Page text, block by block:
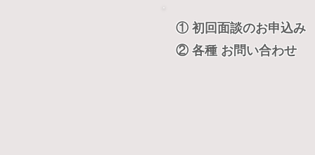
① 初回面談のお申込み
② 各種 お問い合わせ